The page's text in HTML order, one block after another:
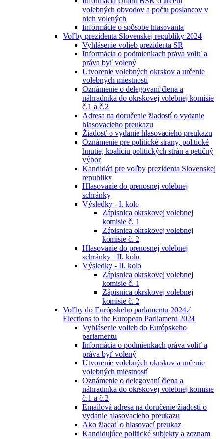
volebných obvodov a počtu poslancov v
nich volených
Informácie o spôsobe hlasovania
Voľby prezidenta Slovenskej republiky 2024
Vyhlásenie volieb prezidenta SR
Informácia o podmienkach práva voliť a
práva byť volený
Utvorenie volebných okrskov a určenie
volebných miestností
Oznámenie o delegovaní člena a
náhradníka do okrskovej volebnej komisie
č.1 a č.2
Adresa na doručenie žiadostí o vydanie
hlasovacieho preukazu
Žiadosť o vydanie hlasovacieho preukazu
Oznámenie pre politické strany, politické
hnutie, koalíciu politických strán a petičný
výbor
Kandidáti pre voľby prezidenta Slovenskej
republiky
Hlasovanie do prenosnej volebnej
schránky
Výsledky - I. kolo
Zápisnica okrskovej volebnej
komisie č. 1
Zápisnica okrskovej volebnej
komisie č. 2
Hlasovanie do prenosnej volebnej
schránky - II. kolo
Výsledky - II. kolo
Zápisnica okrskovej volebnej
komisie č. 1
Zápisnica okrskovej volebnej
komisie č. 2
Voľby do Európskeho parlamentu 2024 ⁄
Elections to the European Parliament 2024
Vyhlásenie volieb do Európskeho
parlamentu
Informácia o podmienkach práva voliť a
práva byť volený
Utvorenie volebných okrskov a určenie
volebných miestností
Oznámenie o delegovaní člena a
náhradníka do okrskovej volebnej komisie
č.1 a č.2
Emailová adresa na doručenie žiadostí o
vydanie hlasovacieho preukazu
Ako žiadať o hlasovací preukaz
Kandidujúce politické subjekty a zoznam